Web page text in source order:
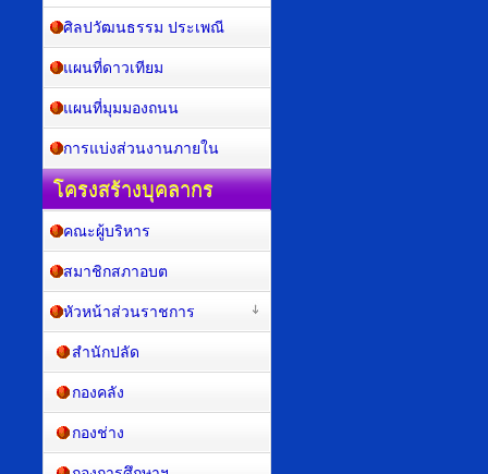
ศิลปวัฒนธรรม ประเพณี
แผนที่ดาวเทียม
แผนที่มุมมองถนน
การแบ่งส่วนงานภายใน
โครงสร้างบุคลากร
คณะผู้บริหาร
สมาชิกสภาอบต
หัวหน้าส่วนราชการ
สำนักปลัด
กองคลัง
กองช่าง